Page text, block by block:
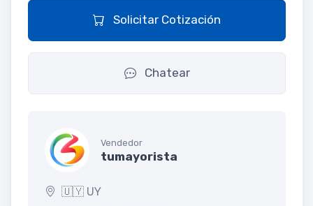
Solicitar Cotización
Chatear
Vendedor
tumayorista
🇺🇾 UY